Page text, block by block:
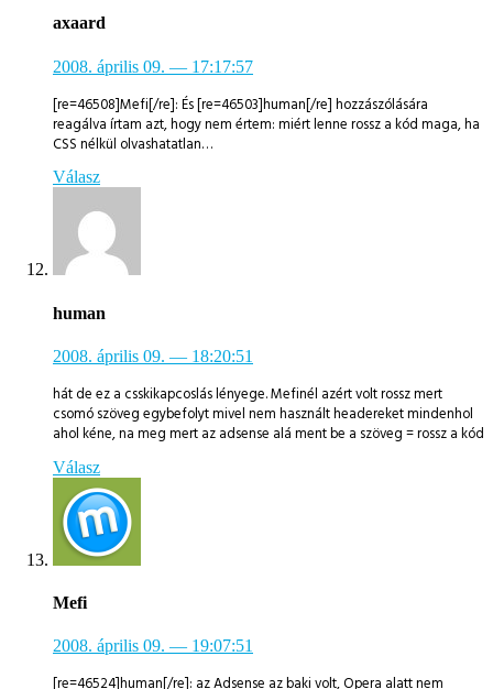
axaard
2008. április 09. — 17:17:57
[re=46508]Mefi[/re]: És [re=46503]human[/re] hozzászólására
reagálva írtam azt, hogy nem értem: miért lenne rossz a kód maga, ha
CSS nélkül olvashatatlan…
Válasz
human
2008. április 09. — 18:20:51
hát de ez a csskikapcoslás lényege. Mefinél azért volt rossz mert
csomó szöveg egybefolyt mivel nem használt headereket mindenhol
ahol kéne, na meg mert az adsense alá ment be a szöveg = rossz a kód
Válasz
Mefi
2008. április 09. — 19:07:51
[re=46524]human[/re]: az Adsense az baki volt, Opera alatt nem